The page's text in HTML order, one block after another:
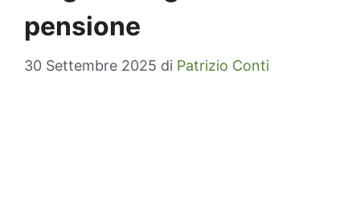
pensione
30 Settembre 2025 di Patrizio Conti